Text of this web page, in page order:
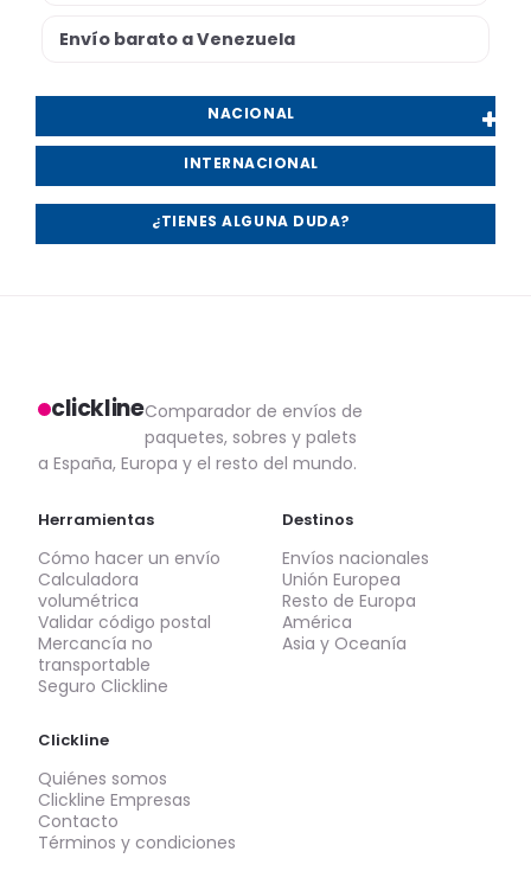
Envío barato a Venezuela
NACIONAL
INTERNACIONAL
¿TIENES ALGUNA DUDA?
clicklineComparador de envíos de
paquetes, sobres y palets
a España, Europa y el resto del mundo.
Herramientas
Cómo hacer un envío
Calculadora
volumétrica
Validar código postal
Mercancía no
transportable
Seguro Clickline
Destinos
Envíos nacionales
Unión Europea
Resto de Europa
América
Asia y Oceanía
Clickline
Quiénes somos
Clickline Empresas
Contacto
Términos y condiciones